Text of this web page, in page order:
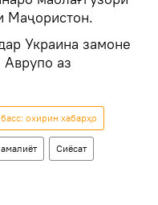
Маҷористон.
Украина замоне
аз
охирин хабарҳо
амалиёт Сиёсат